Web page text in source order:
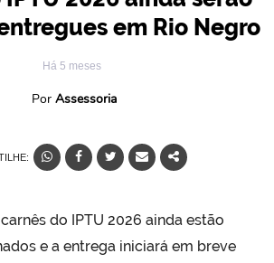
em Rio Negro
Há 5 meses
Por Assessoria
do IPTU 2026 ainda estão
e a entrega iniciará em breve